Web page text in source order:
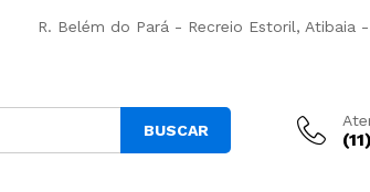
R. Belém do Pará - Recreio Estoril, Atibaia -
BUSCAR